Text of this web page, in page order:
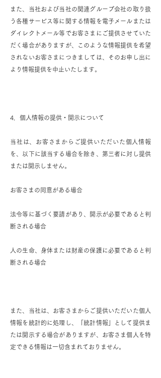
また、当社および当社の関連グループ会社の取り扱
う各種サービス等に関する情報を電子メールまたは
ダイレクトメール等でお客さまにご提供させていた
だく場合がありますが、このような情報提供を希望
されないお客さまにつきましては、そのお申し出に
より情報提供を中止いたします。
4．個人情報の提供・開示について
当社は、お客さまからご提供いただいた個人情報
を、以下に該当する場合を除き、第三者に対し提供
または開示しません。
お客さまの同意がある場合
法令等に基づく要請があり、開示が必要であると判
断される場合
人の生命、身体または財産の保護に必要であると判
断される場合
また、当社は、お客さまからご提供いただいた個人
情報を統計的に処理し、「統計情報」として提供ま
たは開示する場合がありますが、お客さま個人を特
定できる情報は一切含まれておりません。